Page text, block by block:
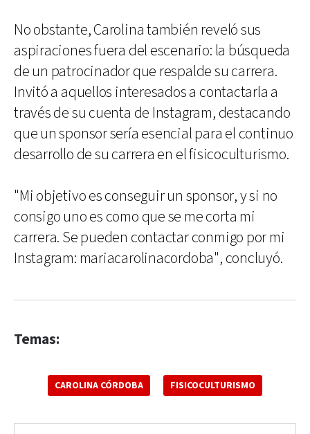
No obstante, Carolina también reveló sus
aspiraciones fuera del escenario: la búsqueda
de un patrocinador que respalde su carrera.
Invitó a aquellos interesados a contactarla a
través de su cuenta de Instagram, destacando
que un sponsor sería esencial para el continuo
desarrollo de su carrera en el fisicoculturismo.
"Mi objetivo es conseguir un sponsor, y si no
consigo uno es como que se me corta mi
carrera. Se pueden contactar conmigo por mi
Instagram: mariacarolinacordoba", concluyó.
Temas:
CAROLINA CÓRDOBA FISICOCULTURISMO